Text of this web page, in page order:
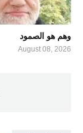
وهم هو الصمود
August 08, 2026